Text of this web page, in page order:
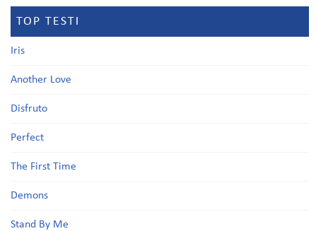
TOP TESTI
Iris
Another Love
Disfruto
Perfect
The First Time
Demons
Stand By Me